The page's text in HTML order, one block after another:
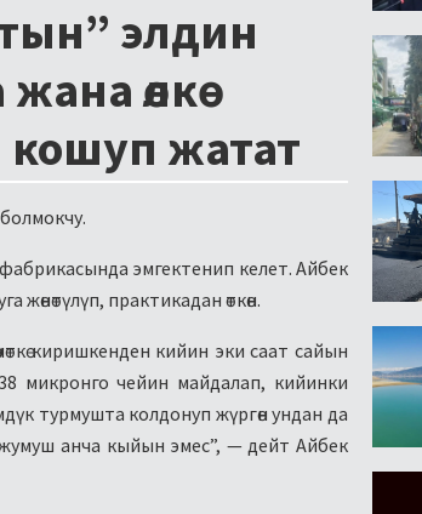
элдин
өлкө
жатат
эмгектенип келет. Айбек
практикадан өткөн.
киришкенден кийин эки саат сайын
микронго чейин майдалап, кийинки
турмушта колдонуп жүргөн ундан да
анча кыйын эмес”, — дейт Айбек